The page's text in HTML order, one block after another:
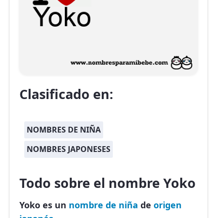
Clasificado en:
NOMBRES DE NIÑA
NOMBRES JAPONESES
Todo sobre el nombre Yoko
Yoko es un nombre de niña de origen